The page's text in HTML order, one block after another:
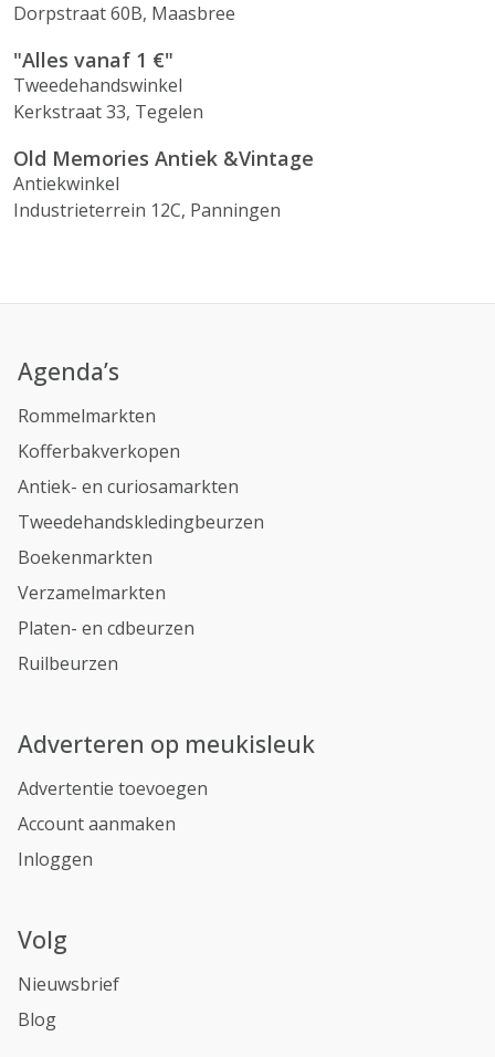
Dorpstraat 60B, Maasbree
"Alles vanaf 1 €"
Tweedehandswinkel
Kerkstraat 33, Tegelen
Old Memories Antiek &Vintage
Antiekwinkel
Industrieterrein 12C, Panningen
Agenda’s
Rommelmarkten
Kofferbakverkopen
Antiek- en curiosamarkten
Tweedehandskledingbeurzen
Boekenmarkten
Verzamelmarkten
Platen- en cdbeurzen
Ruilbeurzen
Adverteren op meukisleuk
Advertentie toevoegen
Account aanmaken
Inloggen
Volg
Nieuwsbrief
Blog